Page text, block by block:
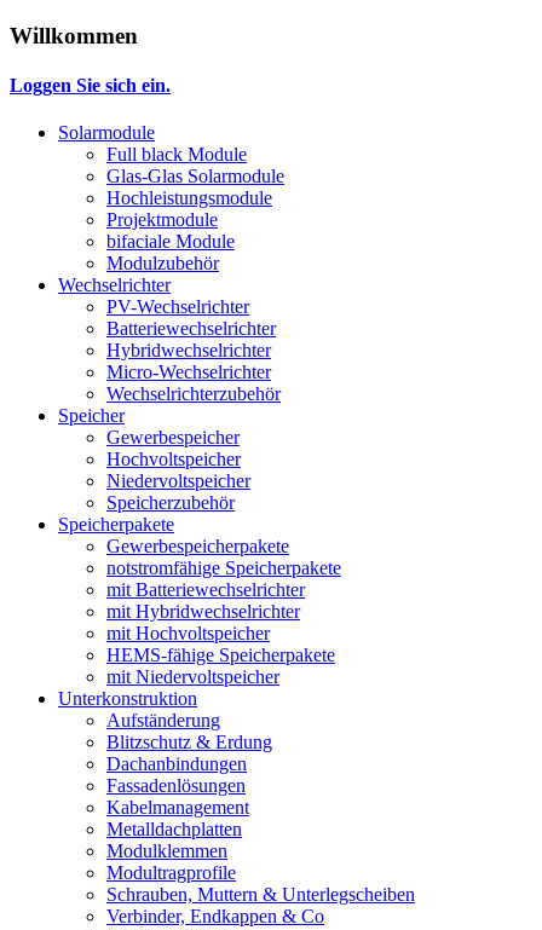
Willkommen
Loggen Sie sich ein.
Solarmodule
Full black Module
Glas-Glas Solarmodule
Hochleistungsmodule
Projektmodule
bifaciale Module
Modulzubehör
Wechselrichter
PV-Wechselrichter
Batteriewechselrichter
Hybridwechselrichter
Micro-Wechselrichter
Wechselrichterzubehör
Speicher
Gewerbespeicher
Hochvoltspeicher
Niedervoltspeicher
Speicherzubehör
Speicherpakete
Gewerbespeicherpakete
notstromfähige Speicherpakete
mit Batteriewechselrichter
mit Hybridwechselrichter
mit Hochvoltspeicher
HEMS-fähige Speicherpakete
mit Niedervoltspeicher
Unterkonstruktion
Aufständerung
Blitzschutz & Erdung
Dachanbindungen
Fassadenlösungen
Kabelmanagement
Metalldachplatten
Modulklemmen
Modultragprofile
Schrauben, Muttern & Unterlegscheiben
Verbinder, Endkappen & Co